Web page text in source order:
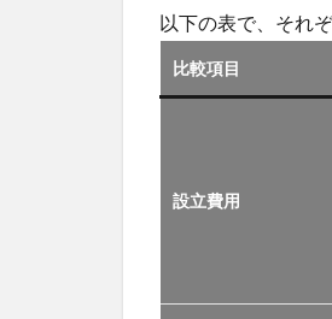
以下の表で、それ
比較項目
設立費用